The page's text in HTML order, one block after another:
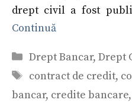
drept civil a fost
Continuă
Categorii
Drept Bancar, Drept
Etichete
contract de credit,
bancar, credite bancare,